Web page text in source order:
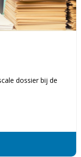
dossier bij de